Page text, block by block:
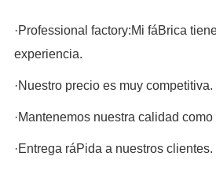
·Professional factory:Mi fáBrica
experiencia.
·Nuestro precio es muy competitiva.
·Mantenemos nuestra calidad
·Entrega ráPida a nuestros clientes.